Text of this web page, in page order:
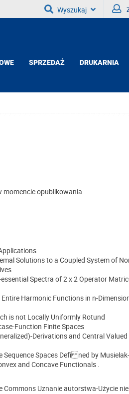
Wyszukaj
SPRZEDAŻ DRUKARNIA
opublikowania
Solutions to a Coupled System of
Spectra of 2 x 2 Operator
Harmonic Functions in n-
is not Locally Uniformly Rotund
Function Finite Spaces
Derivations and Central
Spaces Defi ned by
and Concave Functionals .
Uznanie autorstwa-Użycie